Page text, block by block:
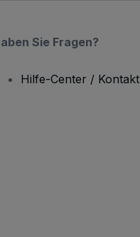
Sie Fragen?
Hilfe-Center / Kontakt